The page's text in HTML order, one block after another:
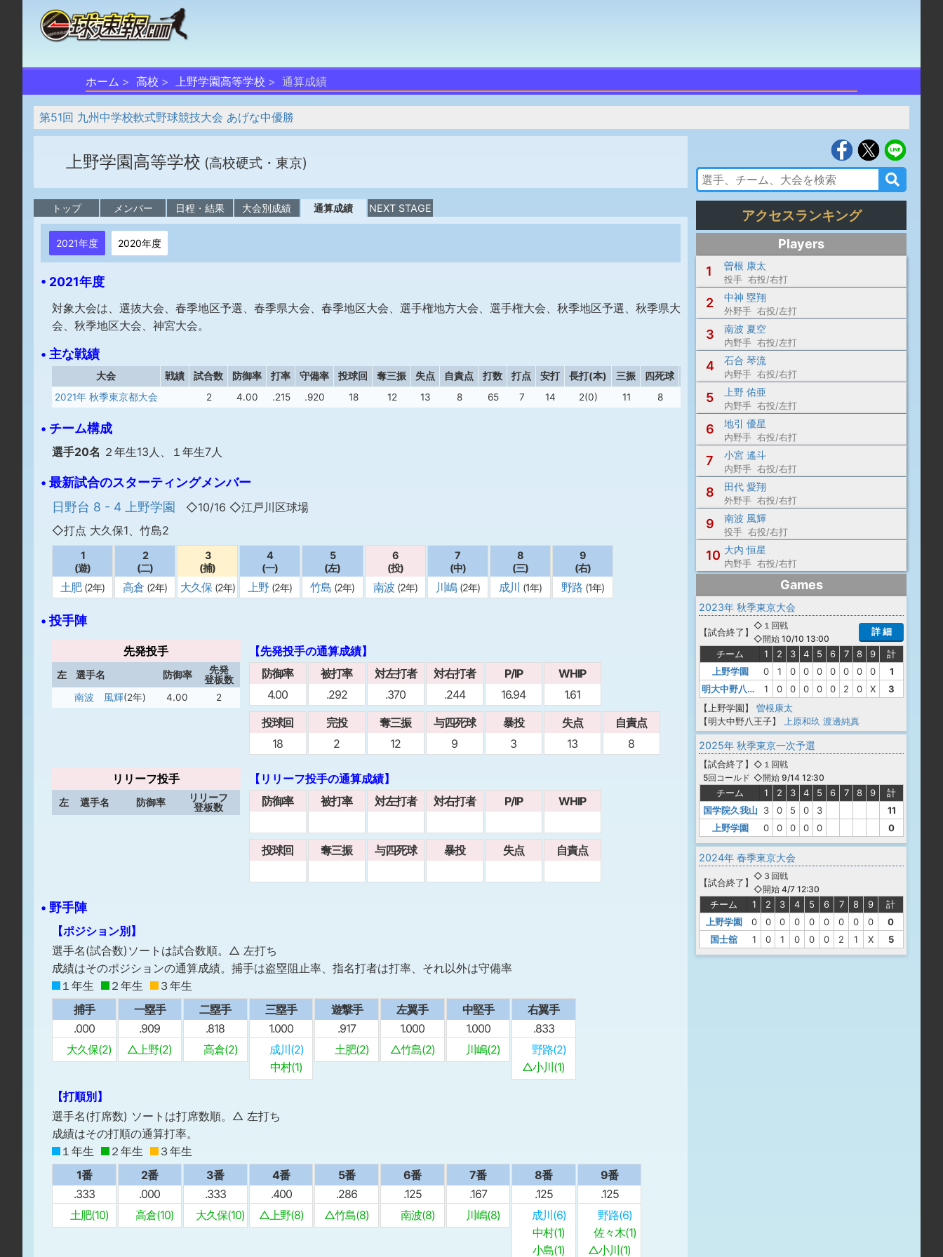
ホーム 高校 上野学園高等学校 通算成績
第51回 九州中学校軟式野球競技大会 あげな中優勝
上野学園高等学校 (高校硬式・東京)
トップ メンバー 日程・結果 大会別成績 通算成績 NEXT STAGE
2021年度 2020年度
• 2021年度
対象大会は、選抜大会、春季地区予選、春季県大会、春季地区大会、選手権地方大会、選手権大会、秋季地区予選、秋季県大
会、秋季地区大会、神宮大会。
• 主な戦績
大会 戦績 試合数 防御率 打率 守備率 投球回 奪三振 失点 自責点 打数 打点 安打 長打(本) 三振 四死球
失策
2021年 秋季東京都大会
2 4.00 .215 .920 18 12 13 8 65 7 14 2(0) 11 8 7
• チーム構成
選手20名 ２年生13人、１年生7人
• 最新試合のスターティングメンバー
日野台 8 - 4 上野学園
◇10/16 ◇江戸川区球場
◇打点 大久保1、竹島2
1
(遊)
土肥 (2年)
2
(二)
高倉 (2年)
3
(捕)
大久保 (2年)
4
(一)
上野 (2年)
5
(左)
竹島 (2年)
6
(投)
南波 (2年)
7
(中)
川嶋 (2年)
8
(三)
成川 (1年)
9
(右)
野路 (1年)
• 投手陣
先発投手
左 選手名 防御率
先発
登板数
南波 風輝(2年) 4.00 2
【先発投手の通算成績】
防御率
4.00
被打率
.292
対左打者
.370
対右打者
.244
P/IP
16.94
WHIP
1.61
投球回
18
完投
2
奪三振
12
与四死球
9
暴投
3
失点
13
自責点
8
リリーフ投手
左 選手名 防御率
リリーフ
登板数
【リリーフ投手の通算成績】
防御率
被打率 対左打者 対右打者 P/IP WHIP
投球回 奪三振 与四死球 暴投 失点 自責点
• 野手陣
【ポジション別】
選手名(試合数)ソートは試合数順。△ 左打ち
成績はそのポジションの通算成績。捕手は盗塁阻止率、指名打者は打率、それ以外は守備率
１年生
２年生
３年生
捕手
.000
大久保(2)
一塁手
.909
△上野(2)
二塁手
.818
高倉(2)
三塁手
1.000
成川(2)
中村(1)
遊撃手
.917
土肥(2)
左翼手
1.000
△竹島(2)
中堅手
1.000
川嶋(2)
右翼手
.833
野路(2)
△小川(1)
【打順別】
選手名(打席数) ソートは打席数順。△ 左打ち
成績はその打順の通算打率。
１年生
２年生
３年生
1番
.333
土肥(10)
2番
.000
高倉(10)
3番
.333
大久保(10)
4番
.400
△上野(8)
5番
.286
△竹島(8)
6番
.125
南波(8)
7番
.167
川嶋(8)
8番
.125
成川(6)
中村(1)
小島(1)
9番
.125
野路(6)
佐々木(1)
△小川(1)
アクセスランキング
Players
1
曽根 康太
投手 右投/右打
2 中神 塁翔
外野手 右投/左打
3 南波 夏空
内野手 右投/左打
4 石合 琴流
内野手 右投/右打
5 上野 佑亜
内野手 右投/左打
6 地引 優星
内野手 右投/右打
7 小宮 遙斗
内野手 右投/右打
8 田代 愛翔
外野手 右投/右打
9 南波 風輝
投手 右投/右打
10 大内 恒星
内野手 右投/右打
Games
2023年 秋季東京大会
【試合終了 】
◇１回戦
◇開始 10/10 13:00
詳 細
チーム 1 2 3 4 5 6 7 8 9
計
上野学園
0 1 0 0 0 0 0 0 0
1
明大中野八王子
1 0 0 0 0 0 2 0 X
3
【上野学園】
曽根康太
【明大中野八王子】
上原和玖 渡邊純真
2025年 秋季東京一次予選
【試合終了 】
5回コールド
◇１回戦
◇開始 9/14 12:30
チーム 1 2 3 4 5 6 7 8 9
計
国学院久我山
3 0 5 0 3
11
上野学園
0 0 0 0 0 0
2024年 春季東京大会
【試合終了 】
◇３回戦
◇開始 4/7 12:30
チーム 1 2 3 4 5 6 7 8 9
計
上野学園
0 0 0 0 0 0 0 0 0
0
国士舘
1 0 1 0 0 0 2 1 X 5